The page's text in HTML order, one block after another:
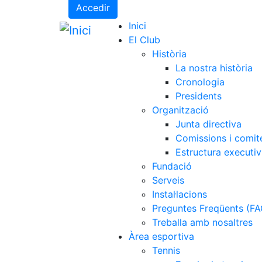
Accedir
Inici
El Club
Història
La nostra història
Cronologia
Presidents
Organització
Junta directiva
Comissions i
Estructura
Fundació
Serveis
Instal·lacions
Preguntes Freqüents
Treballa amb nosaltres
Àrea esportiva
Tennis